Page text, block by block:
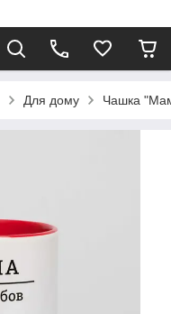
Для дому Чашка